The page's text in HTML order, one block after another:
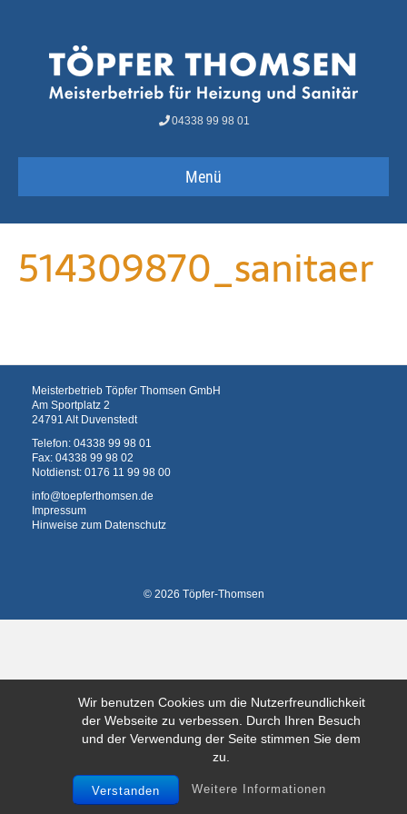
Wir benutzen Cookies um die Nutzerfreundlichkeit
der Webseite zu verbessen. Durch Ihren Besuch
und der Verwendung der Seite stimmen Sie dem
zu.
Verstanden Weitere Informationen
04338 99 98 01
Menü
514309870_sanitaer
Meisterbetrieb Töpfer Thomsen GmbH
Am Sportplatz 2
24791 Alt Duvenstedt
Telefon: 04338 99 98 01
Fax: 04338 99 98 02
Notdienst: 0176 11 99 98 00
info@toepferthomsen.de
Impressum
Hinweise zum Datenschutz
© 2026 Töpfer-Thomsen